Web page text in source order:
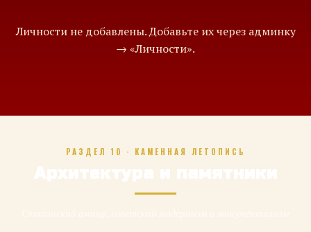
Личности не добавлены. Добавьте их через админку
→ «Личности».
РАЗДЕЛ 10 · КАМЕННАЯ ЛЕТОПИСЬ
Архитектура и памятники